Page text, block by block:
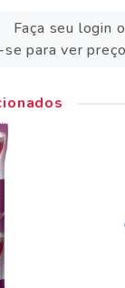
Faça seu login
para ver